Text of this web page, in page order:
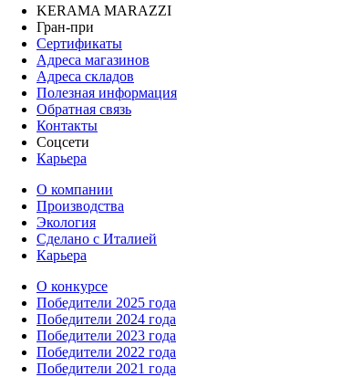
KERAMA MARAZZI
Гран-при
Сертификаты
Адреса магазинов
Адреса складов
Полезная информация
Обратная связь
Контакты
Соцсети
Карьера
О компании
Производства
Экология
Сделано с Италией
Карьера
О конкурсе
Победители 2025 года
Победители 2024 года
Победители 2023 года
Победители 2022 года
Победители 2021 года